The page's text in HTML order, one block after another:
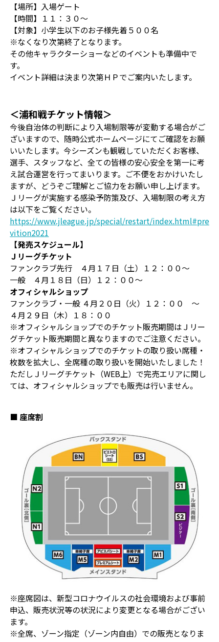
【場所】入場ゲート
【時間】１１：３０～
【対象】小学生以下のお子様先着５００名
※なくなり次第終了となります。
その他キャラクターショーなどのイベントも準備中で
す。
イベント詳細は決まり次第ＨＰでご案内いたします。
＜浦和戦チケット情報＞
今後自治体の判断により入場制限等が変動する場合がご
ざいますので、随時公式ホームページにてご確認をお願
いいたします。今シーズンも観戦していただくお客様、
選手、スタッフなど、全ての皆様の安心安全を第一に考
え試合運営を行ってまいります。ご不便をおかけいたし
ますが、どうぞご理解とご協力をお願い申し上げます。
Ｊリーグが実施する感染予防策及び、入場制限の考え方
は以下をご覧ください。
https://www.jleague.jp/special/restart/index.html#pre
vition2021
【発売スケジュール】
Ｊリーグチケット
ファンクラブ先行 ４月１７日（土）１２：００～
一般 ４月１８日（日）１２：００～
オフィシャルショップ
ファンクラブ・一般 ４月２０日（火）１２：００ ～
４月２９日（木）１８：００
※オフィシャルショップでのチケット販売期間はＪリー
グチケット販売期間と異なりますのでご注意ください。
※オフィシャルショップでのチケットの取り扱い席種・
枚数を拡大し、全席種の取り扱いを開始いたしました！
ただしＪリーグチケット（WEB上）で完売エリアに関し
ては、オフィシャルショップでも販売は行いません。
■ 座席割
※座席図は、新型コロナウイルスの社会環境および事前
申込、販売状況等の状況により変更となる場合がござい
ます。
※全席、ゾーン指定（ゾーン内自由）での販売となりま